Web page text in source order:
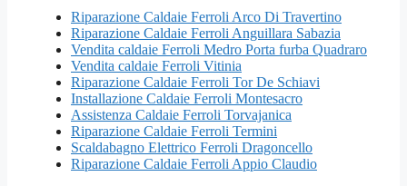
Riparazione Caldaie Ferroli Arco Di Travertino
Riparazione Caldaie Ferroli Anguillara Sabazia
Vendita caldaie Ferroli Medro Porta furba Quadraro
Vendita caldaie Ferroli Vitinia
Riparazione Caldaie Ferroli Tor De Schiavi
Installazione Caldaie Ferroli Montesacro
Assistenza Caldaie Ferroli Torvajanica
Riparazione Caldaie Ferroli Termini
Scaldabagno Elettrico Ferroli Dragoncello
Riparazione Caldaie Ferroli Appio Claudio